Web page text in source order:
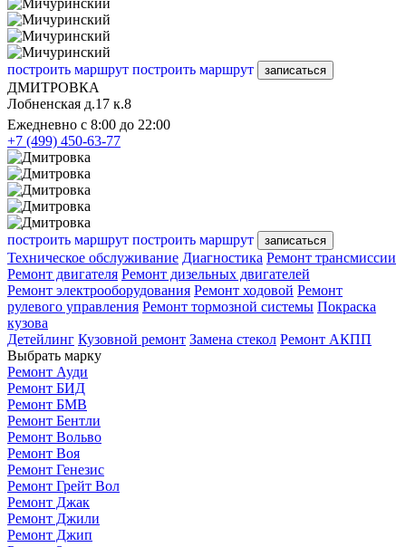
построить маршрут построить маршрут записаться
ДМИТРОВКА
Лобненская д.17 к.8
Ежедневно с 8:00 до 22:00
+7 (499) 450-63-77
построить маршрут построить маршрут записаться
Техническое обслуживание Диагностика Ремонт трансмиссии
Ремонт двигателя Ремонт дизельных двигателей
Ремонт электрооборудования Ремонт ходовой Ремонт
рулевого управления Ремонт тормозной системы Покраска
кузова
Детейлинг Кузовной ремонт Замена стекол Ремонт АКПП
Выбрать марку
Ремонт Ауди
Ремонт БИД
Ремонт БМВ
Ремонт Бентли
Ремонт Вольво
Ремонт Воя
Ремонт Генезис
Ремонт Грейт Вол
Ремонт Джак
Ремонт Джили
Ремонт Джип